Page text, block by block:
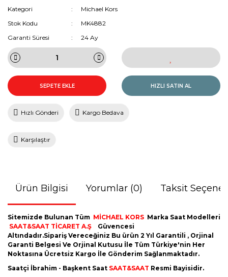
Kategori
Michael Kors
Stok Kodu
MK4882
Garanti Süresi
24 Ay
SEPETE EKLE HIZLI SATIN AL
Hızlı Gönderi Kargo Bedava
Karşılaştır
Ürün Bilgisi Yorumlar (0) Taksit
Sitemizde Bulunan Tüm MİCHAEL KORS Marka Saat Modelleri
SAAT&SAAT TİCARET A.Ş
Güvencesi
Altındadır.Sipariş Vereceğiniz Bu ürün 2 Yıl Garantili , Orjinal
Garanti Belgesi Ve Orjinal Kutusu İle Tüm Türkiye'nin Her
Noktasına Ücretsiz Kargo İle Gönderim Sağlanmaktadır.
Saatçi İbrahim - Başkent Saat SAAT&SAAT Resmi Bayisidir.